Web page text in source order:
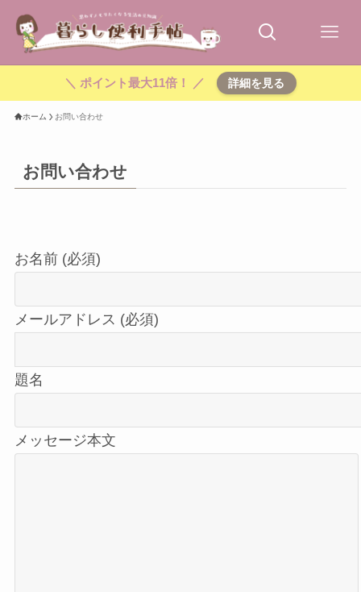
＼ ポイント最大11倍！ ／ 詳細を見る
ホーム お問い合わせ
お問い合わせ
お名前 (必須)
メールアドレス (必須)
題名
メッセージ本文